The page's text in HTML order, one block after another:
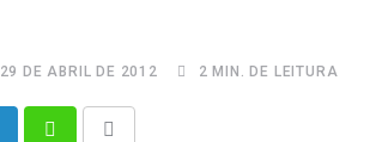
29 DE ABRIL DE 2012 2 MIN. DE LEITURA